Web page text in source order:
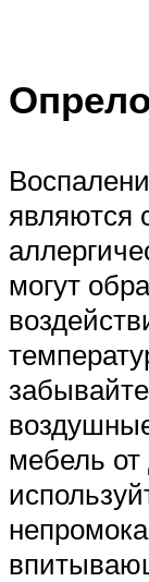
являются
могут
мебель от